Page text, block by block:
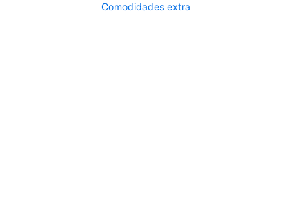
Comodidades extra